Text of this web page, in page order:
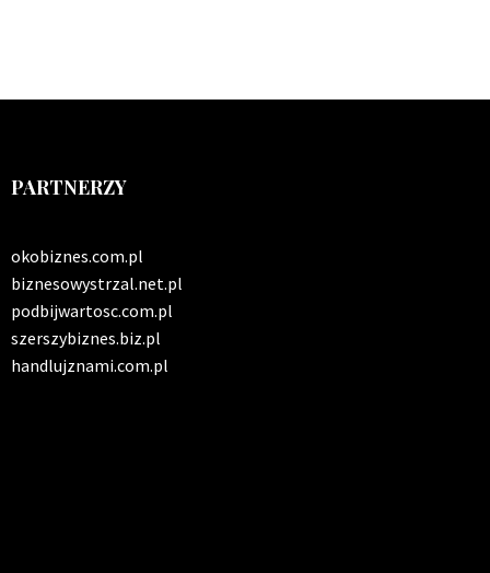
PARTNERZY
okobiznes.com.pl
biznesowystrzal.net.pl
podbijwartosc.com.pl
szerszybiznes.biz.pl
handlujznami.com.pl